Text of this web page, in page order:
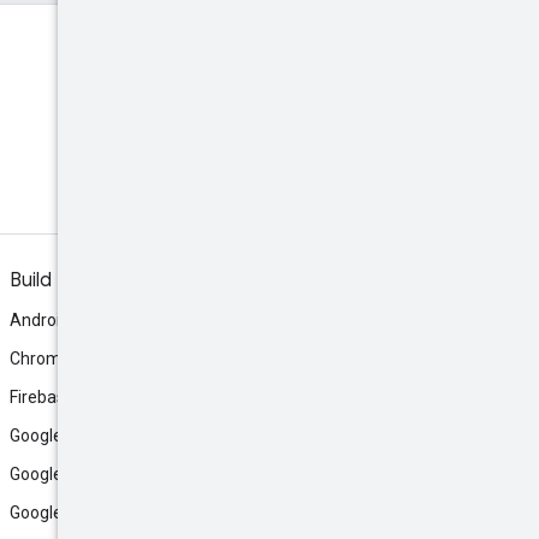
Build
Android
Chrome
Firebase
Google AI Studio
Google Antigravity
Google Cloud